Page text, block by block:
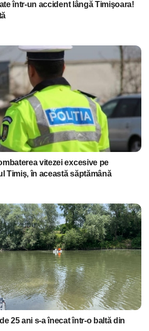
într-un accident lângă Timişoara!
vitezei excesive pe
Timiş, în această săptămână
25 ani s-a înecat într-o baltă din